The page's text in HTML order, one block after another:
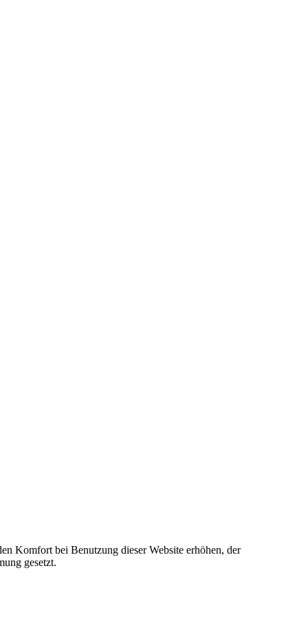
Komfort bei Benutzung dieser Website erhöhen, der
gesetzt.